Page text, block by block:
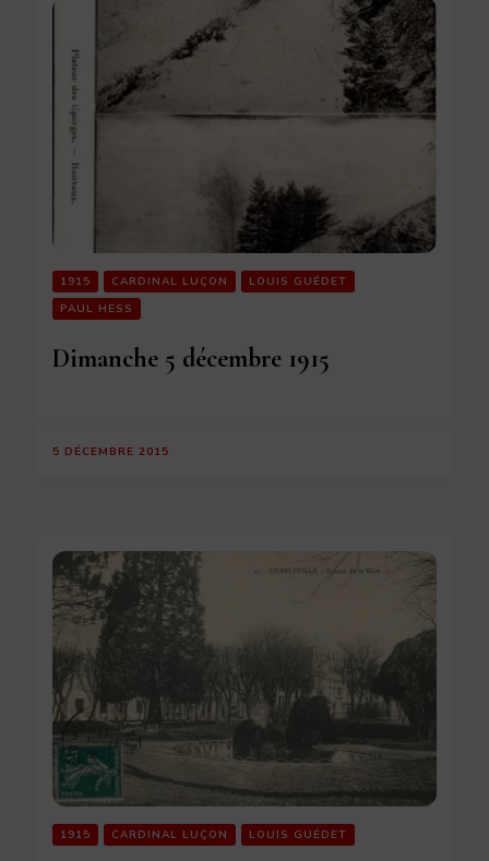
1915 CARDINAL LUÇON
LOUIS GUÉDET
PAUL HESS
Dimanche 5 décembre 1915
5 DÉCEMBRE 2015
1915 CARDINAL LUÇON LOUIS GUÉDET